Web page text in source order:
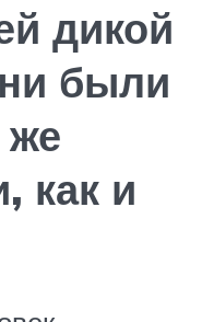
дикой
были
же
как и